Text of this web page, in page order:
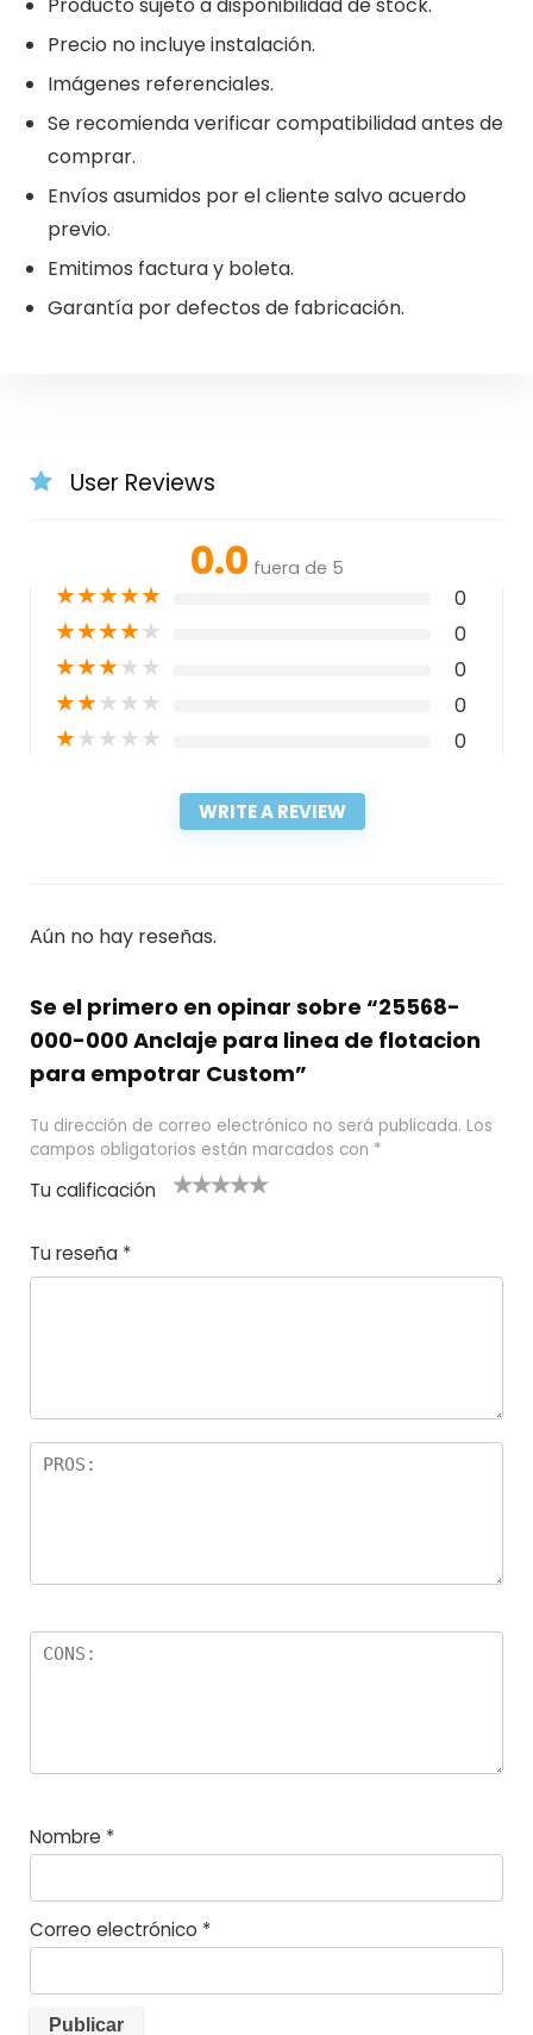
Precio no incluye instalación.
Imágenes referenciales.
Se recomienda verificar compatibilidad antes de
comprar.
Envíos asumidos por el cliente salvo acuerdo
previo.
Emitimos factura y boleta.
Garantía por defectos de fabricación.
User Reviews
0.0 fuera de 5
★★★★★ 0
★★★★★ 0
★★★★★ 0
★★★★★ 0
★★★★★ 0
WRITE A REVIEW
Aún no hay reseñas.
Se el primero en opinar sobre “25568-
000-000 Anclaje para linea de flotacion
para empotrar Custom”
Tu dirección de correo electrónico no será publicada. Los
campos obligatorios están marcados con *
Tu calificación
e
el
5
las
s
Tu reseña *
Nombre *
Correo electrónico *